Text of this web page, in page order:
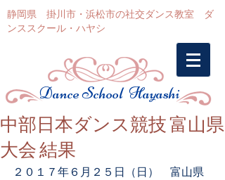
静岡県 掛川市・浜松市の社交ダンス教室 ダ
ンススクール・ハヤシ
Dance School Hayashi
中部日本ダンス競技 富山県
大会 結果
２０１７年６月２５日（日）　富山県